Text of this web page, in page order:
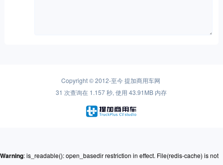
Copyright © 2012-至今提加商用车网
31 次查询在 1.157 秒, 使用 43.91MB 内存
Warning: is_readable(): open_basedir restriction in effect. File(redis-cache) is not